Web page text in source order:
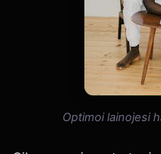
Optimoi lainojesi